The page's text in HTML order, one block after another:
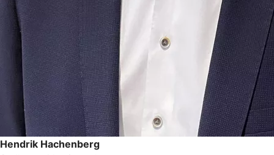
Hendrik Hachenberg